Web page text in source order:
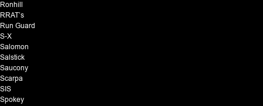
Ronhill
RRAT’s
Run Guard
S-X
Salomon
Salstick
Saucony
Scarpa
SIS
Spokey